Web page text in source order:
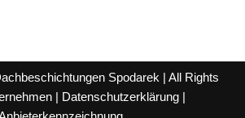
Spodarek | All Rights
Datenschutzerklärung